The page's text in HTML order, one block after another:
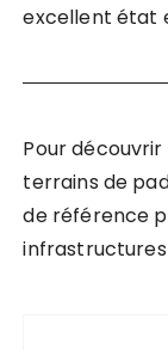
excellent état
Pour
terrains de
de référence